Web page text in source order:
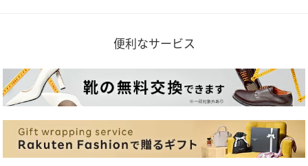
便利なサービス